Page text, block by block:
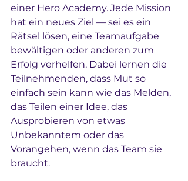
einer Hero Academy. Jede Mission
hat ein neues Ziel — sei es ein
Rätsel lösen, eine Teamaufgabe
bewältigen oder anderen zum
Erfolg verhelfen. Dabei lernen die
Teilnehmenden, dass Mut so
einfach sein kann wie das Melden,
das Teilen einer Idee, das
Ausprobieren von etwas
Unbekanntem oder das
Vorangehen, wenn das Team sie
braucht.